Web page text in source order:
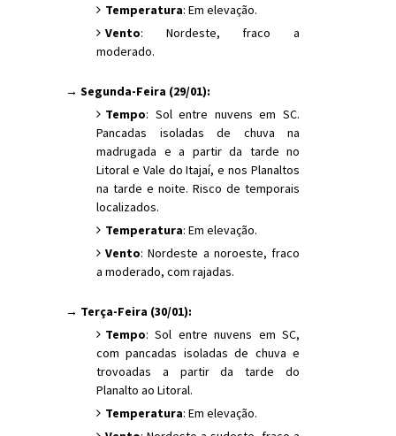
Temperatura: Em elevação.
Vento: Nordeste, fraco a
moderado.
→ Segunda-Feira (29/01):
Tempo: Sol entre nuvens em SC.
Pancadas isoladas de chuva na
madrugada e a partir da tarde no
Litoral e Vale do Itajaí, e nos Planaltos
na tarde e noite. Risco de temporais
localizados.
Temperatura: Em elevação.
Vento: Nordeste a noroeste, fraco
a moderado, com rajadas.
→ Terça-Feira (30/01):
Tempo: Sol entre nuvens em SC,
com pancadas isoladas de chuva e
trovoadas a partir da tarde do
Planalto ao Litoral.
Temperatura: Em elevação.